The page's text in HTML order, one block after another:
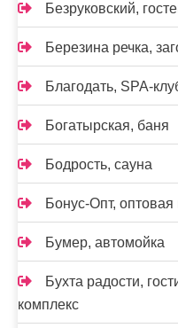
Безруковский,
Березина речка,
Благодать, SPA-
Богатырская, баня
Бодрость, сауна
Бонус-Опт,
Бумер, автомойка
Бухта радости,
комплекс